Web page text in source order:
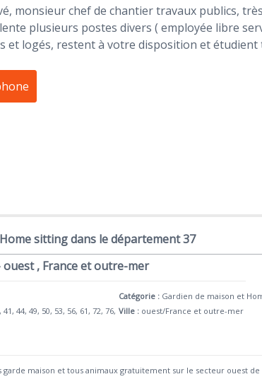
monsieur chef de chantier travaux publics,
plusieurs postes divers ( employée libre
et logés, restent à votre disposition et
sitting dans le département 37
, France et outre-mer
44, 49, 50, 53, 56, 61, 72, 76,
Catégorie : Gardien de maison et
Ville : ouest/France et outre-mer
maison et tous animaux gratuitement sur le secteur ouest de